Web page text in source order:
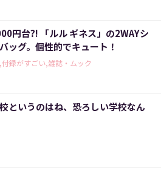
円台?! 「ルル ギネス」の2WAYシ
ッグ。個性的でキュート！
付録がすごい,雑誌・ムック
校というのはね、恐ろしい学校なん